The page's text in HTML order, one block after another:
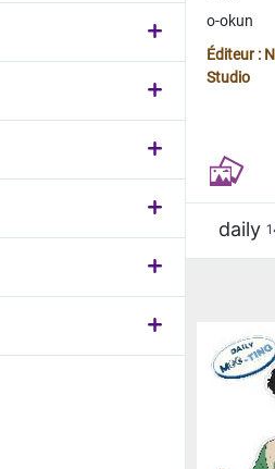
o-okun
Éditeur :
Studio
daily